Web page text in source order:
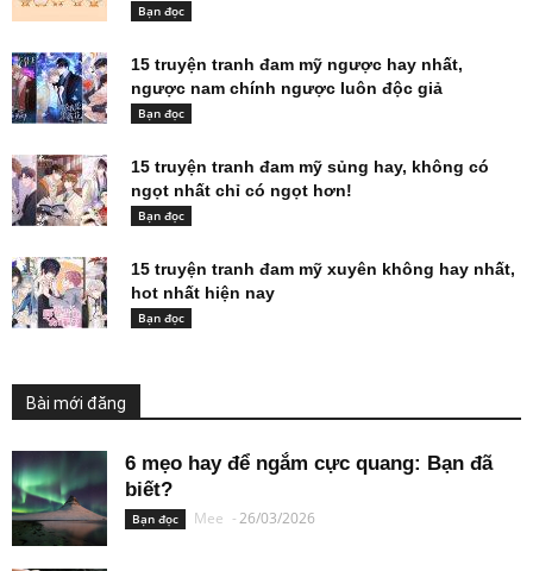
Bạn đọc
15 truyện tranh đam mỹ ngược hay nhất,
ngược nam chính ngược luôn độc giả
Bạn đọc
15 truyện tranh đam mỹ sủng hay, không có
ngọt nhất chỉ có ngọt hơn!
Bạn đọc
15 truyện tranh đam mỹ xuyên không hay nhất,
hot nhất hiện nay
Bạn đọc
Bài mới đăng
6 mẹo hay để ngắm cực quang: Bạn đã
biết?
Bạn đọc Mee -26/03/2026